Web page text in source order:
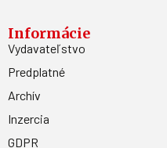
Informácie
Vydavateľstvo
Predplatné
Archív
Inzercia
GDPR